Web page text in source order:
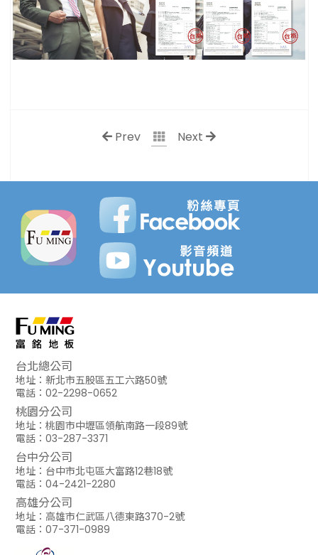
Prev Next
台北總公司
地址：新北市五股區五工六路50號
電話：02-2298-0652
桃園分公司
地址：桃園市中壢區領航南路一段89號
電話：03-287-3371
台中分公司
地址：台中市北屯區大富路12巷18號
電話：04-2421-2280
高雄分公司
地址：高雄市仁武區八德東路370-2號
電話：07-371-0989